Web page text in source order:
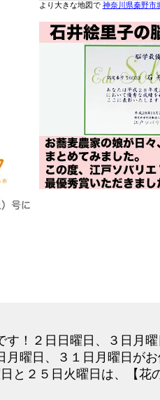
より大きな地図で 神奈川県秦野市
！２日日曜日、３日月
曜日、３１日月曜日が
と２５日火曜日は、【花